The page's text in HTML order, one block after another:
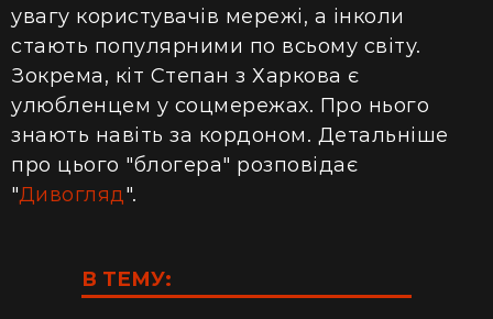
увагу користувачів мережі, а інколи
стають популярними по всьому світу.
Зокрема, кіт Степан з Харкова є
улюбленцем у соцмережах. Про нього
знають навіть за кордоном. Детальніше
про цього "блогера" розповідає
"Дивогляд".
В ТЕМУ: